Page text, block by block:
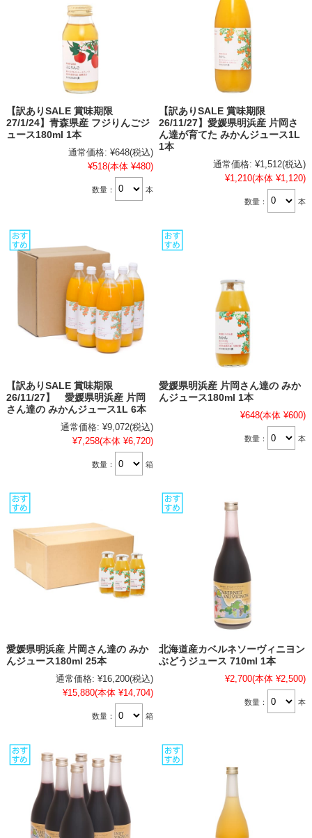
【訳ありSALE 賞味期限
27/1/24】青森県産 フジりんごジ
ュース180ml 1本
通常価格: ¥648(税込)
¥518(本体 ¥480)
数量： 本
【訳ありSALE 賞味期限
26/11/27】愛媛県明浜産 片岡さ
ん達が育てた みかんジュース1L
1本
通常価格: ¥1,512(税込)
¥1,210(本体 ¥1,120)
数量： 本
【訳ありSALE 賞味期限
26/11/27】 愛媛県明浜産 片岡
さん達の みかんジュース1L 6本
通常価格: ¥9,072(税込)
¥7,258(本体 ¥6,720)
数量： 箱
愛媛県明浜産 片岡さん達の みか
んジュース180ml 1本
¥648(本体 ¥600)
数量： 本
愛媛県明浜産 片岡さん達の みか
んジュース180ml 25本
通常価格: ¥16,200(税込)
¥15,880(本体 ¥14,704)
数量： 箱
北海道産カベルネソーヴィニヨン
ぶどうジュース 710ml 1本
¥2,700(本体 ¥2,500)
数量： 本